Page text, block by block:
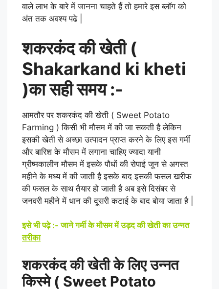
वाले लाभ के बारे में जानना चाहते हैं तो हमारे इस ब्लॉग को
अंत तक अवश्य पढे |
शकरकंद की खेती (
Shakarkand ki kheti
)का सही समय :-
आमतौर पर शकरकंद की खेती ( Sweet Potato
Farming ) किसी भी मौसम में की जा सकती है लेकिन
इसकी खेती से अच्छा उत्पादन प्राप्त करने के लिए इस गर्मी
और बारिश के मौसम में लगाना चाहिए ज्यादा यानी
ग्रीष्मकालीन मौसम में इसके पौधों की रोपाई जून से अगस्त
महीने के मध्य में की जाती है इसके बाद इसकी फसल खरीफ
की फसल के साथ तैयार हो जाती है अब इसे दिसंबर से
जनवरी महीने में धान की दूसरी कटाई के बाद बोया जाता है |
इसे भी पढ़े :-जाने गर्मी के मौसम में उड़द की खेती का उन्नत
तरीका
शकरकंद की खेती के लिए उन्नत
किस्मे ( Sweet Potato